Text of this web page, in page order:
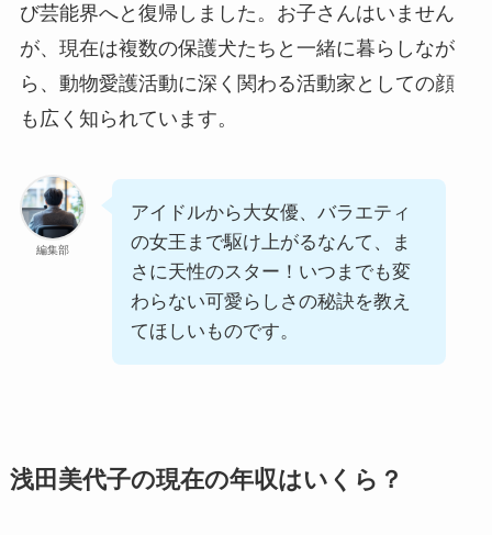
び芸能界へと復帰しました。お子さんはいません
が、現在は複数の保護犬たちと一緒に暮らしなが
ら、動物愛護活動に深く関わる活動家としての顔
も広く知られています。
編集部
アイドルから大女優、バラエティ
の女王まで駆け上がるなんて、ま
さに天性のスター！いつまでも変
わらない可愛らしさの秘訣を教え
てほしいものです。
浅田美代子の現在の年収はいくら？